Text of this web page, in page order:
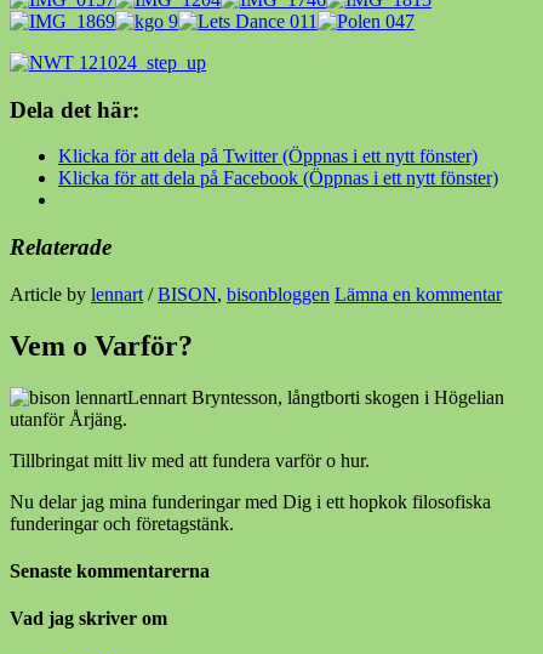
Dela det här:
Klicka för att dela på Twitter (Öppnas i ett nytt fönster)
Klicka för att dela på Facebook (Öppnas i ett nytt fönster)
Relaterade
Article by lennart /BISON, bisonbloggen Lämna en kommentar
Vem o Varför?
Lennart Bryntesson, långtborti skogen i Högelian
utanför Årjäng.
Tillbringat mitt liv med att fundera varför o hur.
Nu delar jag mina funderingar med Dig i ett hopkok filosofiska
funderingar och företagstänk.
Senaste kommentarerna
Vad jag skriver om